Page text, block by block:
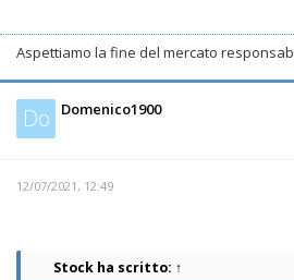
Aspettiamo la fine del mercato
Do Domenico1900
12/07/2021, 12:49
Stock ha scritto: ↑